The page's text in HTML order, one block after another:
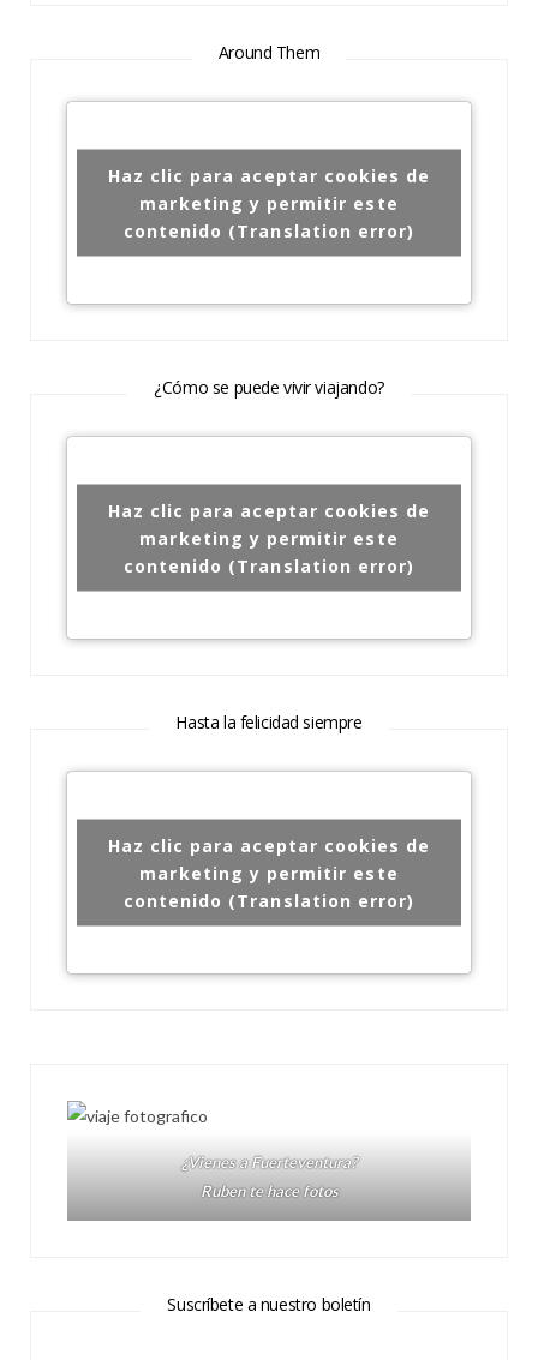
Around Them
Haz clic para aceptar cookies de
marketing y permitir este
contenido (Translation error)
¿Cómo se puede vivir viajando?
Haz clic para aceptar cookies de
marketing y permitir este
contenido (Translation error)
Hasta la felicidad siempre
Haz clic para aceptar cookies de
marketing y permitir este
contenido (Translation error)
¿Vienes a Fuerteventura?
Ruben te hace fotos
Suscríbete a nuestro boletín